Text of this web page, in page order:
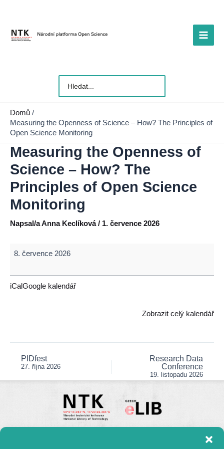
obsah
Main
pro:
Domů
Measuring the Openness of Science – How? The Principles of
Open Science Monitoring
Measuring the Openness of
Science – How? The
Principles of Open Science
Monitoring
Napsal/aAnna Keclíková/ 1. července 2026
Measuring
of
Principles
Open
Science
8. července 2026
iCalGoogle kalendář
Zobrazit celý kalendář
Post
navigation
PIDfest
27. října 2026
Research Data
Conference
19. listopadu 2026